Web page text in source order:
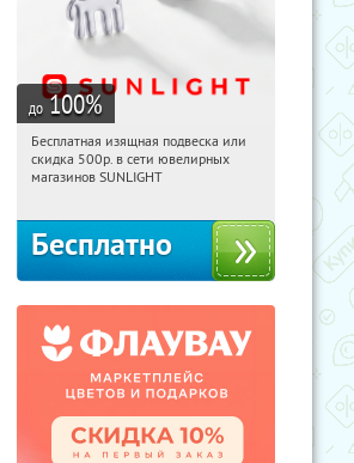
до 100%
08:33:49 Получили:
Россия
Бесплатная изящная подвеска или
скидка 500р. в сети ювелирных
магазинов SUNLIGHT
Бесплатно